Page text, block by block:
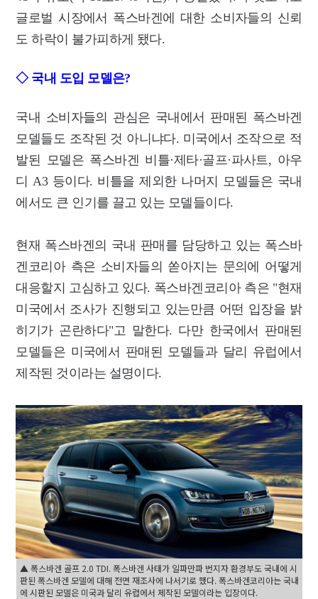
글로벌 시장에서 폭스바겐에 대한 소비자들의 신뢰
도 하락이 불가피하게 됐다.
◇ 국내 도입 모델은?
국내 소비자들의 관심은 국내에서 판매된 폭스바겐
모델들도 조작된 것 아니냐다. 미국에서 조작으로 적
발된 모델은 폭스바겐 비틀·제타·골프·파사트, 아우
디 A3 등이다. 비틀을 제외한 나머지 모델들은 국내
에서도 큰 인기를 끌고 있는 모델들이다.
현재 폭스바겐의 국내 판매를 담당하고 있는 폭스바
겐코리아 측은 소비자들의 쏟아지는 문의에 어떻게
대응할지 고심하고 있다. 폭스바겐코리아 측은 "현재
미국에서 조사가 진행되고 있는만큼 어떤 입장을 밝
히기가 곤란하다"고 말한다. 다만 한국에서 판매된
모델들은 미국에서 판매된 모델들과 달리 유럽에서
제작된 것이라는 설명이다.
▲ 폭스바겐 골프 2.0 TDI. 폭스바겐 사태가 일파만파 번지자 환경부도 국내에 시
판된 폭스바겐 모델에 대해 전면 재조사에 나서기로 했다. 폭스바겐코리아는 국내
에 시판된 모델은 미국과 달리 유럽에서 제작된 모델이라는 입장이다.